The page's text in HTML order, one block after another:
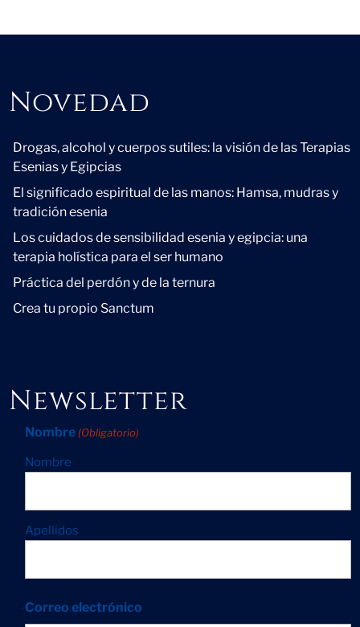
Novedad
Novedad
Drogas, alcohol y cuerpos sutiles: la visión de las Terapias
Esenias y Egipcias
El significado espiritual de las manos: Hamsa, mudras y
tradición esenia
Los cuidados de sensibilidad esenia y egipcia: una
terapia holística para el ser humano
Práctica del perdón y de la ternura
Crea tu propio Sanctum
Newsletter
Nombre (Obligatorio)
Nombre
Apellidos
Correo electrónico